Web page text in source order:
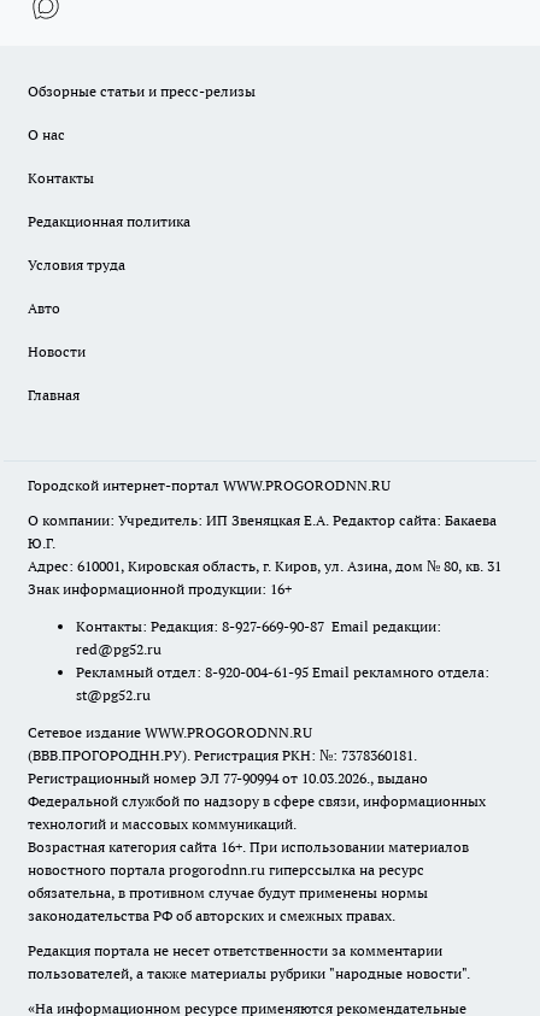
Обзорные статьи и пресс-релизы
О нас
Контакты
Редакционная политика
Условия труда
Авто
Новости
Главная
Городской интернет-портал WWW.PROGORODNN.RU
О компании: Учредитель: ИП Звеняцкая Е.А. Редактор сайта: Бакаева
Ю.Г.
Адрес: 610001, Кировская область, г. Киров, ул. Азина, дом № 80, кв. 31
Знак информационной продукции: 16+
Контакты: Редакция: 8-927-669-90-87 Email редакции:
red@pg52.ru
Рекламный отдел: 8-920-004-61-95 Email рекламного отдела:
st@pg52.ru
Сетевое издание WWW.PROGORODNN.RU
(ВВВ.ПРОГОРОДНН.РУ). Регистрация РКН: №: 7378360181.
Регистрационный номер ЭЛ 77-90994 от 10.03.2026., выдано
Федеральной службой по надзору в сфере связи, информационных
технологий и массовых коммуникаций.
Возрастная категория сайта 16+. При использовании материалов
новостного портала progorodnn.ru гиперссылка на ресурс
обязательна, в противном случае будут применены нормы
законодательства РФ об авторских и смежных правах.
Редакция портала не несет ответственности за комментарии
пользователей, а также материалы рубрики "народные новости".
«На информационном ресурсе применяются рекомендательные